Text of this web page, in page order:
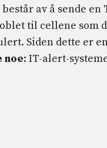
av å sende en
til cellene som
Siden dette er
noe: IT-alert-